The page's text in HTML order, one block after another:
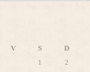
V S
D
1
2